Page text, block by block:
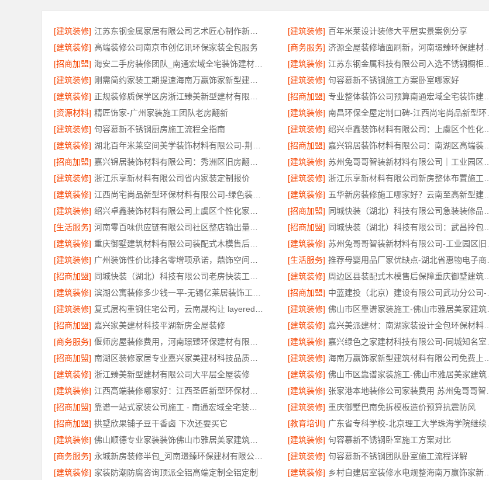
[建筑装修] [建筑装修] 百年米莱设计装修大平层实景案例分享
[建筑装修] 高端装修公司南京市创亿讯环保家装全包服务 [商务服务]
[招商加盟]
[建筑装修]
[建筑装修]
[建筑装修] 句容慕新不锈钢施工方案卧室哪家好
[建筑装修]
[招商加盟]
[资源材料] 精匠饰家-广州家装施工团队老房翻新 [建筑装修]
[建筑装修] 句容慕新不锈钢厨房施工流程全指南 [建筑装修]
[建筑装修]
[招商加盟]
[招商加盟]
[建筑装修]
[建筑装修] 浙江乐享新材料有限公司省内家装定制报价 [建筑装修]
[建筑装修]
[建筑装修]
[建筑装修]
[招商加盟]
[生活服务]
[招商加盟]
[建筑装修]
[建筑装修]
[建筑装修]
[生活服务]
[招商加盟]
[建筑装修]
[建筑装修]
[招商加盟]
[建筑装修]
[建筑装修]
[招商加盟] 嘉兴家美建材科技平湖新房全屋装修 [建筑装修]
[商务服务]
[建筑装修]
[招商加盟]
[建筑装修]
[建筑装修] 浙江臻美新型建材有限公司大平层全屋装修 [建筑装修]
[建筑装修]
[建筑装修]
[招商加盟]
[建筑装修] 重庆御墅巴南免拆模板造价预算抗震防风
[招商加盟] 拱墅欣果铺子豆干香卤 下次还要买它 [教育培训]
[建筑装修]
[建筑装修] 句容慕新不锈钢卧室施工方案对比
[商务服务]
[建筑装修] 句容慕新不锈钢团队卧室施工流程详解
[建筑装修] 家装防潮防腐咨询顶派全铝高端定制全铝定制 [建筑装修]